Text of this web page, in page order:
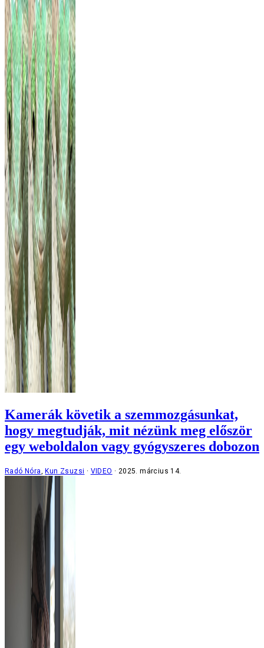
Kamerák követik a szemmozgásunkat,
hogy megtudják, mit nézünk meg először
egy weboldalon vagy gyógyszeres dobozon
Radó Nóra, Kun Zsuzsi VIDEO 2025. március 14.